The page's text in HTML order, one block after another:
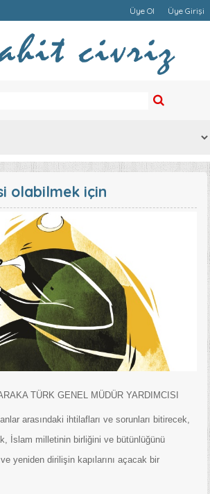
Üye Ol Üye Girişi
olabilmek için
TÜRK GENEL MÜDÜR YARDIMCISI
arasındaki ihtilafları ve sorunları bitirecek,
İslam milletinin birliğini ve bütünlüğünü
yeniden dirilişin kapılarını açacak bir